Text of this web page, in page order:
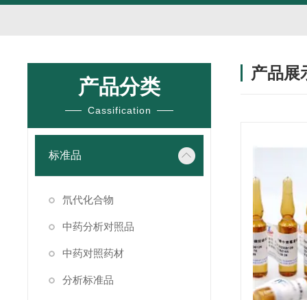
产品分类
Cassification
标准品
氘代化合物
中药分析对照品
中药对照药材
分析标准品
产品展